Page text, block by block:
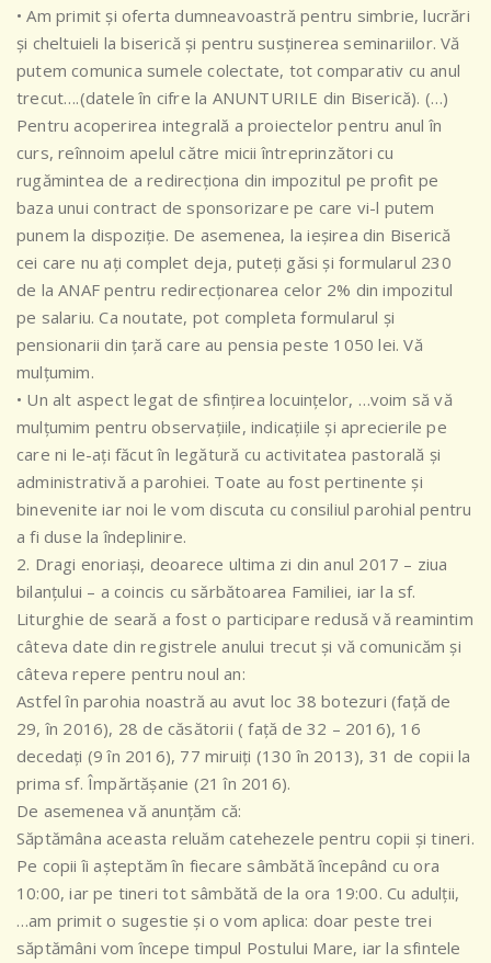
• Am primit și oferta dumneavoastră pentru simbrie, lucrări
și cheltuieli la biserică și pentru susținerea seminariilor. Vă
putem comunica sumele colectate, tot comparativ cu anul
trecut….(datele în cifre la ANUNTURILE din Biserică). (…)
Pentru acoperirea integrală a proiectelor pentru anul în
curs, reînnoim apelul către micii întreprinzători cu
rugămintea de a redirecționa din impozitul pe profit pe
baza unui contract de sponsorizare pe care vi-l putem
punem la dispoziție. De asemenea, la ieșirea din Biserică
cei care nu ați complet deja, puteți găsi și formularul 230
de la ANAF pentru redirecționarea celor 2% din impozitul
pe salariu. Ca noutate, pot completa formularul și
pensionarii din țară care au pensia peste 1050 lei. Vă
mulțumim.
• Un alt aspect legat de sfințirea locuințelor, …voim să vă
mulțumim pentru observațiile, indicațiile și aprecierile pe
care ni le-ați făcut în legătură cu activitatea pastorală și
administrativă a parohiei. Toate au fost pertinente și
binevenite iar noi le vom discuta cu consiliul parohial pentru
a fi duse la îndeplinire.
2. Dragi enoriași, deoarece ultima zi din anul 2017 – ziua
bilanțului – a coincis cu sărbătoarea Familiei, iar la sf.
Liturghie de seară a fost o participare redusă vă reamintim
câteva date din registrele anului trecut și vă comunicăm și
câteva repere pentru noul an:
Astfel în parohia noastră au avut loc 38 botezuri (față de
29, în 2016), 28 de căsătorii ( față de 32 – 2016), 16
decedați (9 în 2016), 77 miruiți (130 în 2013), 31 de copii la
prima sf. Împărtășanie (21 în 2016).
De asemenea vă anunțăm că:
Săptămâna aceasta reluăm catehezele pentru copii și tineri.
Pe copii îi așteptăm în fiecare sâmbătă începând cu ora
10:00, iar pe tineri tot sâmbătă de la ora 19:00. Cu adulții,
…am primit o sugestie și o vom aplica: doar peste trei
săptămâni vom începe timpul Postului Mare, iar la sfintele